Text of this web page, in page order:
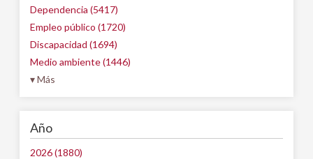
Dependencia (5417)
Empleo público (1720)
Discapacidad (1694)
Medio ambiente (1446)
▾ Más
Año
2026 (1880)